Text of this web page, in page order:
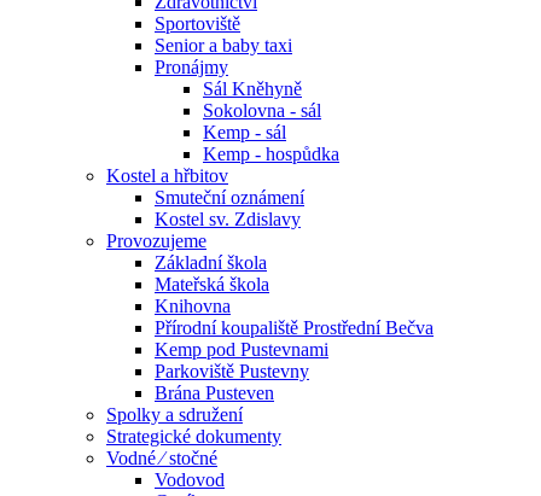
Sportoviště
Senior a baby taxi
Pronájmy
Sál Kněhyně
Sokolovna - sál
Kemp - sál
Kemp - hospůdka
Kostel a hřbitov
Smuteční oznámení
Kostel sv. Zdislavy
Provozujeme
Základní škola
Mateřská škola
Knihovna
Přírodní koupaliště Prostřední Bečva
Kemp pod Pustevnami
Parkoviště Pustevny
Brána Pusteven
Spolky a sdružení
Strategické dokumenty
Vodné ⁄ stočné
Vodovod